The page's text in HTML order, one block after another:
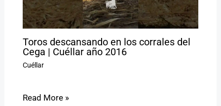
Toros descansando en los corrales del
Cega | Cuéllar año 2016
Cuéllar
Read More »